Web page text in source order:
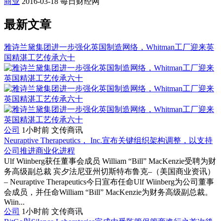
最新文章
雅诗兰黛集团进一步强化英国制造网络，Whitman工厂迎来英
国精湛工艺传承六十
公司 1小时前 文传商讯
Neuraptive Therapeutics， Inc.宣布关键组织架构调整，以支持
公司推进商业化进程
Ulf Wiinberg获任董事会成员 William “Bill” MacKenzie受聘为财
务高级副总裁 宾夕法尼亚州切斯特布鲁克–（美国商业资讯）
– Neuraptive Therapeutics今日宣布任命Ulf Wiinberg为公司董事
会成员，并任命William “Bill” MacKenzie为财务高级副总裁。
Wiin...
公司 1小时前 文传商讯